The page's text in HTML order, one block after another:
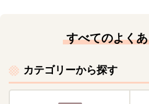
すべてのよく
カテゴリーから探す